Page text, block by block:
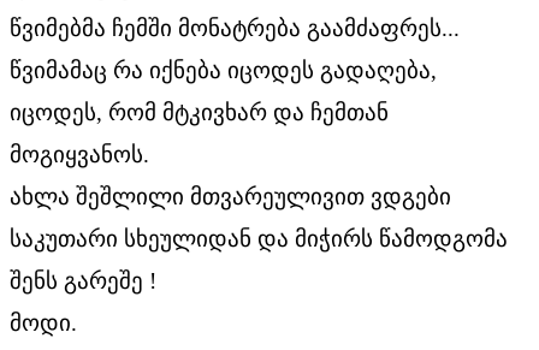
წვიმებმა ჩემში მონატრება გაამძაფრეს...
წვიმამაც რა იქნება იცოდეს გადაღება,
იცოდეს, რომ მტკივხარ და ჩემთან
მოგიყვანოს.
ახლა შეშლილი მთვარეულივით ვდგები
საკუთარი სხეულიდან და მიჭირს წამოდგომა
შენს გარეშე !
მოდი.